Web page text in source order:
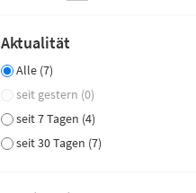
Aktualität
Alle (7)
seit gestern (0)
seit 7 Tagen (4)
seit 30 Tagen (7)